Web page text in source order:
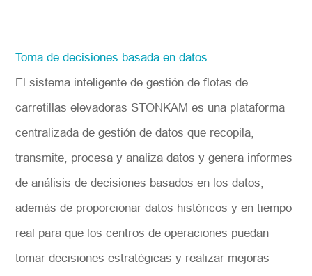
Toma de decisiones basada en datos
El sistema inteligente de gestión de flotas de
carretillas elevadoras STONKAM es una plataforma
centralizada de gestión de datos que recopila,
transmite, procesa y analiza datos y genera informes
de análisis de decisiones basados en los datos;
además de proporcionar datos históricos y en tiempo
real para que los centros de operaciones puedan
tomar decisiones estratégicas y realizar mejoras